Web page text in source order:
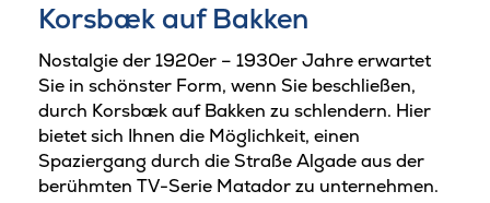
Korsbæk auf Bakken
Nostalgie der 1920er – 1930er Jahre erwartet
Sie in schönster Form, wenn Sie beschließen,
durch Korsbæk auf Bakken zu schlendern. Hier
bietet sich Ihnen die Möglichkeit, einen
Spaziergang durch die Straße Algade aus der
berühmten TV-Serie Matador zu unternehmen.